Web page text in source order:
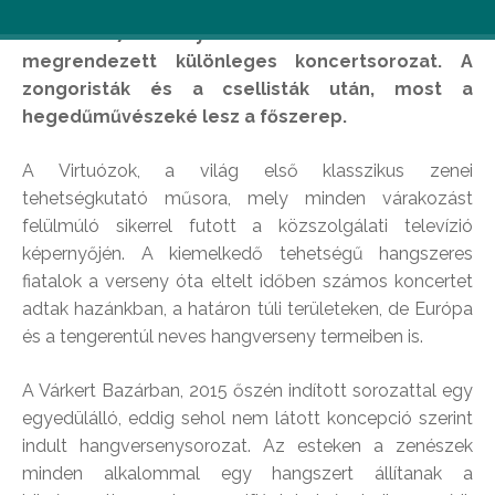
Február 27-én folytatódik a Várkert Bazárban
megrendezett különleges koncertsorozat. A
zongoristák és a csellisták után, most a
hegedűművészeké lesz a főszerep.
A Virtuózok, a világ első klasszikus zenei
tehetségkutató műsora, mely minden várakozást
felülmúló sikerrel futott a közszolgálati televízió
képernyőjén. A kiemelkedő tehetségű hangszeres
fiatalok a verseny óta eltelt időben számos koncertet
adtak hazánkban, a határon túli területeken, de Európa
és a tengerentúl neves hangverseny termeiben is.
A Várkert Bazárban, 2015 őszén indított sorozattal egy
egyedülálló, eddig sehol nem látott koncepció szerint
indult hangversenysorozat. Az esteken a zenészek
minden alkalommal egy hangszert állítanak a